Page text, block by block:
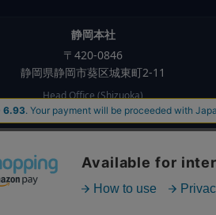
静岡本社
〒420-0846
静岡県静岡市葵区城東町2-11
Head Office (Shizuoka)